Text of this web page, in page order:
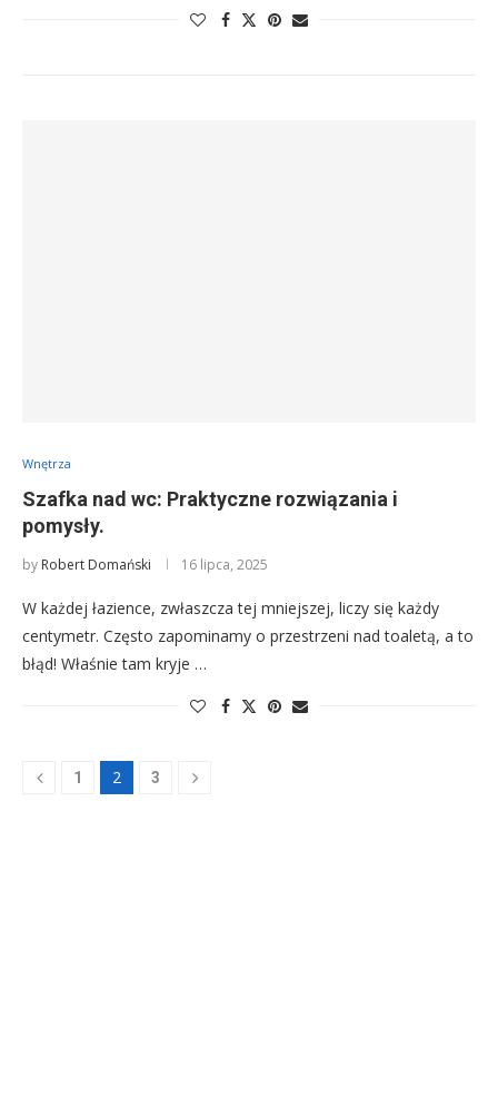
Wnętrza
Szafka nad wc: Praktyczne rozwiązania i
pomysły.
by Robert Domański 16 lipca, 2025
W każdej łazience, zwłaszcza tej mniejszej, liczy się każdy
centymetr. Często zapominamy o przestrzeni nad toaletą, a to
błąd! Właśnie tam kryje …
1 2 3